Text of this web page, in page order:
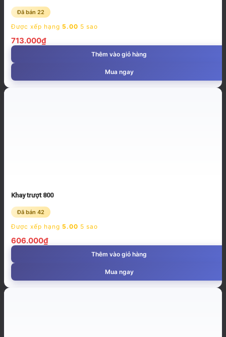
Đã bán 22
Được xếp hạng 5.00 5 sao
713.000₫
Thêm vào giỏ hàng
Mua ngay
Khay trượt 800
Đã bán 42
Được xếp hạng 5.00 5 sao
606.000₫
Thêm vào giỏ hàng
Mua ngay